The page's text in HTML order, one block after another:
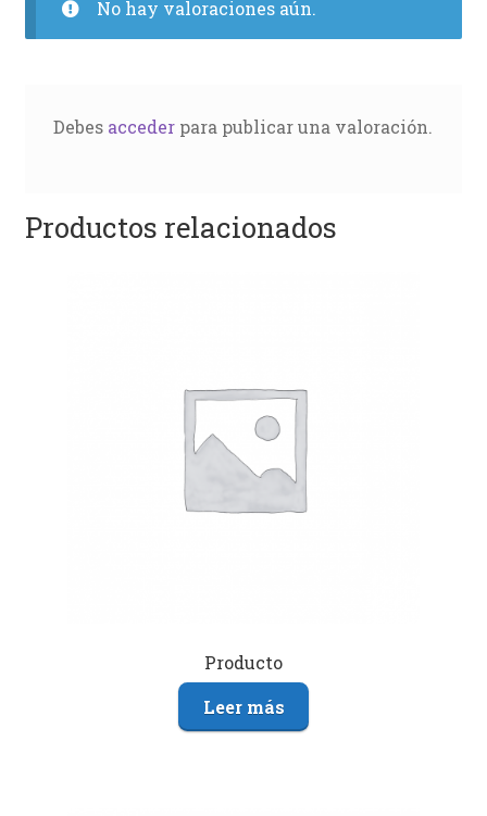
No hay valoraciones aún.
Debes accederpara publicar una valoración.
Productos relacionados
Producto
Leer más